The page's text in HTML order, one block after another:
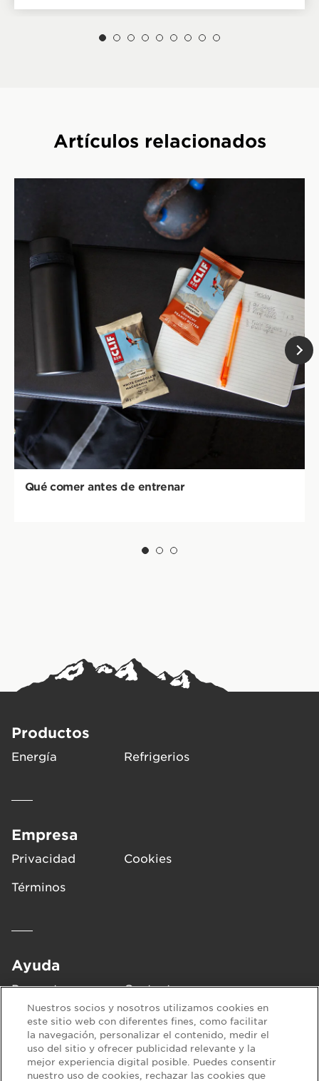
Artículos relacionados
Qué comer antes de entrenar
Productos
Energía Refrigerios
Empresa
Privacidad
Cookies
Términos
Ayuda
Preguntas
frecuentes
Contacto
Síguenos en:
Nuestros socios y nosotros utilizamos cookies en
este sitio web con diferentes fines, como facilitar
la navegación, personalizar el contenido, medir el
uso del sitio y ofrecer publicidad relevante y la
mejor experiencia digital posible. Puedes consentir
nuestro uso de cookies, rechazar las cookies que